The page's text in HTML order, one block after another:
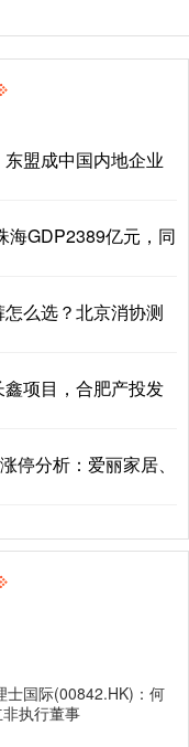
盟成中国内地企业
海GDP2389亿元，同
么选？北京消协测
项目，合肥产投发
停分析：爱丽家居、
士国际(00842.HK)：何
执行董事